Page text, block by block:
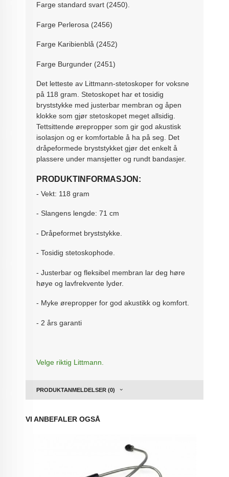
Farge standard svart (2450).
Farge Perlerosa (2456)
Farge Karibienblå (2452)
Farge Burgunder (2451)
Det letteste av Littmann-stetoskoper for voksne
på 118 gram. Stetoskopet har et tosidig
bryststykke med justerbar membran og åpen
klokke som gjør stetoskopet meget allsidig.
Tettsittende ørepropper som gir god akustisk
isolasjon og er komfortable å ha på seg. Det
dråpeformede bryststykket gjør det enkelt å
plassere under mansjetter og rundt bandasjer.
PRODUKTINFORMASJON:
- Vekt: 118 gram
- Slangens lengde: 71 cm
- Dråpeformet bryststykke.
- Tosidig stetoskophode.
- Justerbar og fleksibel membran lar deg høre
høye og lavfrekvente lyder.
- Myke ørepropper for god akustikk og komfort.
- 2 års garanti
Velge riktig Littmann.
PRODUKTANMELDELSER (0)
VI ANBEFALER OGSÅ